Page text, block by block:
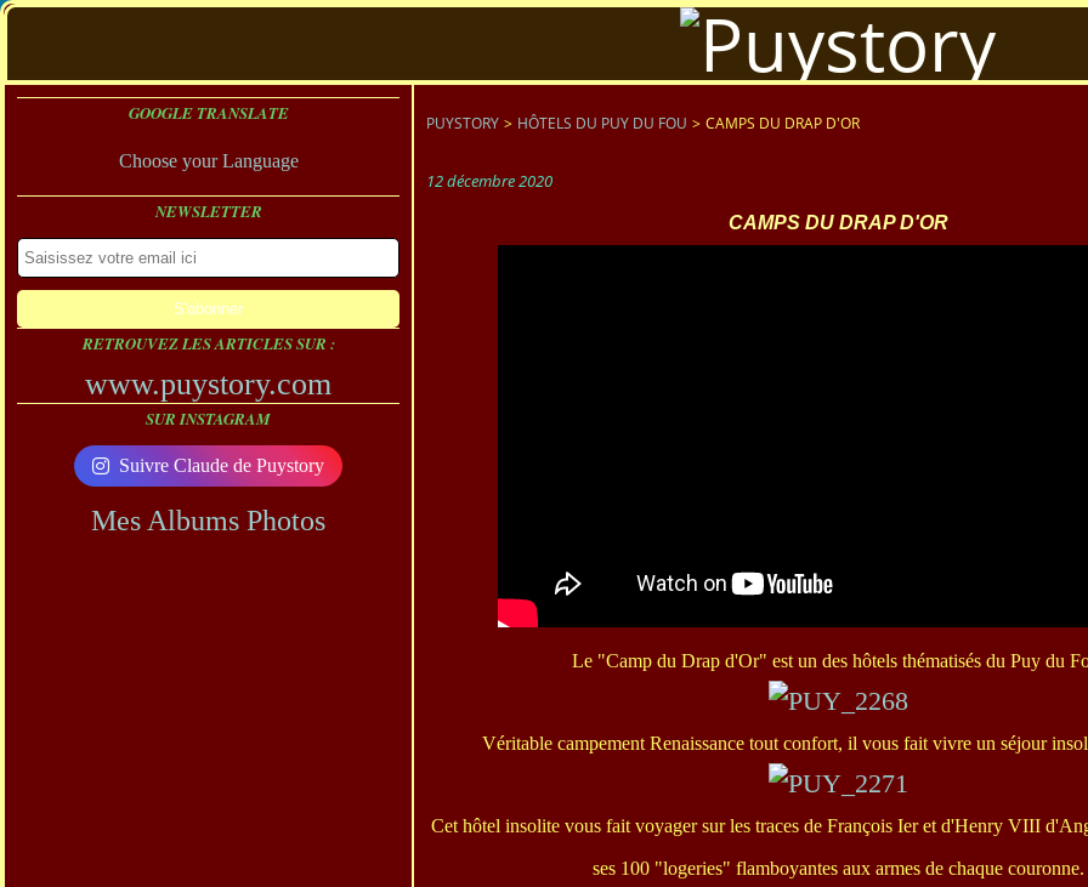
GOOGLE TRANSLATE
Choose your Language
NEWSLETTER
RETROUVEZ LES ARTICLES SUR :
www.puystory.com
SUR INSTAGRAM
Suivre Claude de Puystory
Mes Albums Photos
PUYSTORY > HÔTELS DU PUY DU FOU > CAMPS DU DRAP D'OR
12 décembre 2020
CAMPS DU DRAP D'OR
Le "Camp du Drap d'Or" est un des hôtels thématisés du Puy du
Véritable campement Renaissance tout confort, il vous fait vivre un séjour
Cet hôtel insolite vous fait voyager sur les traces de François Ier et d'Henry VIII
ses 100 "logeries" flamboyantes aux armes de chaque couronne.